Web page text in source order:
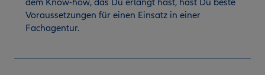
Voraussetzungen für einen Einsatz in einer
Fachagentur.